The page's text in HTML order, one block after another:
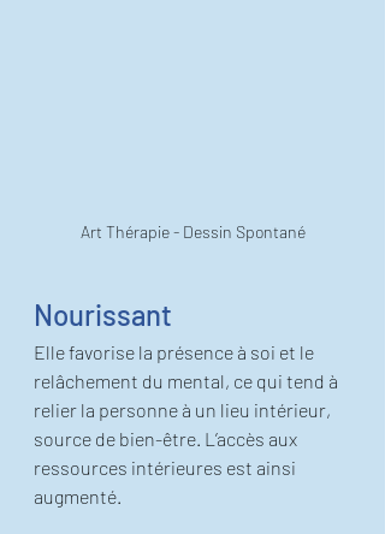
Art Thérapie - Dessin Spontané
Nourissant
Elle favorise la présence à soi et le
relâchement du mental, ce qui tend à
relier la personne à un lieu intérieur,
source de bien-être. L’accès aux
ressources intérieures est ainsi
augmenté.